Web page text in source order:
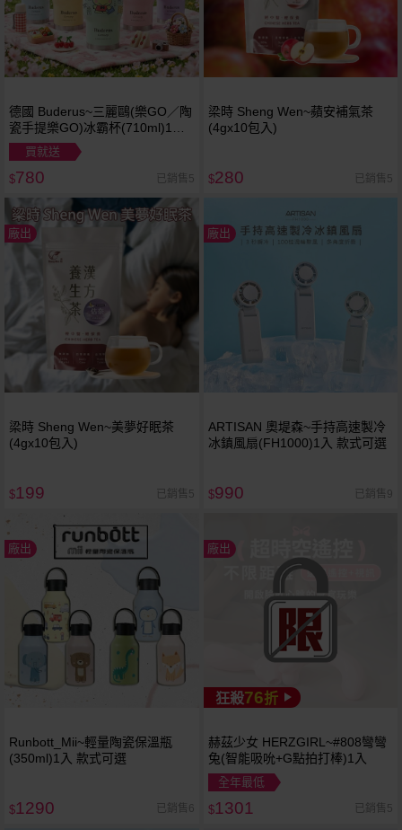
德國 Buderus~三麗鷗(樂GO／陶
瓷手提樂GO)冰霸杯(710ml)1入
款式可選
買就送
$780 已銷售5
梁時 Sheng Wen~蘋安補氣茶
(4gx10包入)
$280 已銷售5
廠出
梁時 Sheng Wen~美夢好眠茶
(4gx10包入)
$199 已銷售5
廠出
ARTISAN 奧堤森~手持高速製冷
冰鎮風扇(FH1000)1入 款式可選
$990 已銷售9
廠出
Runbott_Mii~輕量陶瓷保溫瓶
(350ml)1入 款式可選
$1290 已銷售6
廠出
狂殺76折
赫茲少女 HERZGIRL~#808彎彎
兔(智能吸吮+G點拍打棒)1入
全年最低
$1301 已銷售5